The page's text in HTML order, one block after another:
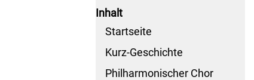
Inhalt
Startseite
Kurz-Geschichte
Philharmonischer Chor